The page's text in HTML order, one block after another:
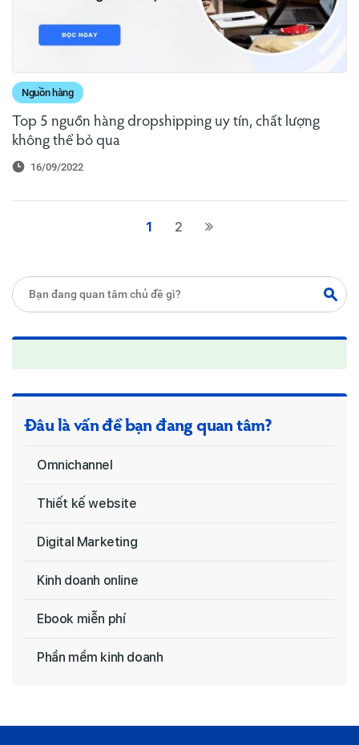
Nguồn hàng
Top 5 nguồn hàng dropshipping uy tín, chất lượng
không thể bỏ qua
16/09/2022
1 2
Đâu là vấn đề bạn đang quan tâm?
Omnichannel
Thiết kế website
Digital Marketing
Kinh doanh online
Ebook miễn phí
Phần mềm kinh doanh